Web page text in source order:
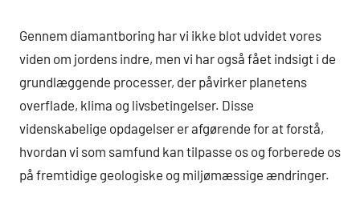
Gennem diamantboring har vi ikke blot udvidet vores
viden om jordens indre, men vi har også fået indsigt i de
grundlæggende processer, der påvirker planetens
overflade, klima og livsbetingelser. Disse
videnskabelige opdagelser er afgørende for at forstå,
hvordan vi som samfund kan tilpasse os og forberede os
på fremtidige geologiske og miljømæssige ændringer.